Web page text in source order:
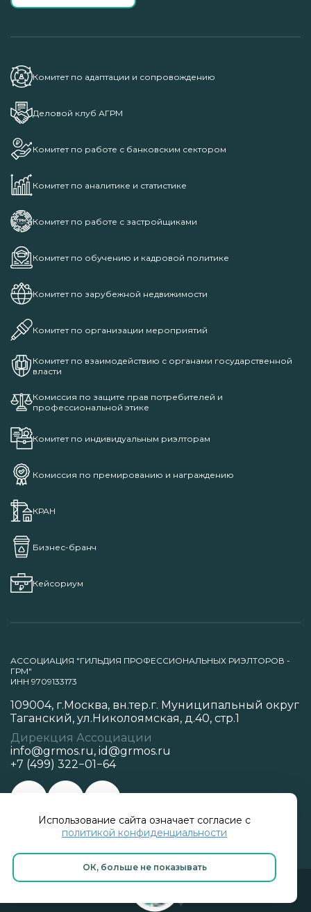
Использование сайта означает согласие с
политикой конфиденциальности
ОК, больше не показывать
Комитет по адаптации и сопровождению
Деловой клуб АГРМ
Комитет по работе с банковским сектором
Комитет по аналитике и статистике
Комитет по работе с застройщиками
Комитет по обучению и кадровой политике
Комитет по зарубежной недвижимости
Комитет по организации мероприятий
Комитет по взаимодействию с органами государственной
власти
Комиссия по защите прав потребителей и
профессиональной этике
Комитет по индивидуальным риэлторам
Комиссия по премированию и награждению
КРАН
Бизнес-бранч
Кейсориум
АССОЦИАЦИЯ "ГИЛЬДИЯ ПРОФЕССИОНАЛЬНЫХ РИЭЛТОРОВ -
ГРМ"
ИНН 9709133173
109004, г.Москва, вн.тер.г. Муниципальный округ
Таганский, ул.Николоямская, д.40, стр.1
Дирекция Ассоциации
info@grmos.ru, id@grmos.ru
+7 (499) 322−01−64
Политика конфиденциальности